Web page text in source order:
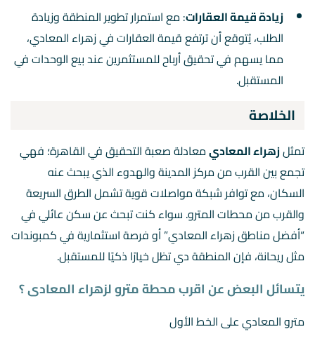
زيادة قيمة العقارات: مع استمرار تطوير المنطقة وزيادة
الطلب، يُتوقع أن ترتفع قيمة العقارات في زهراء المعادي،
مما يسهم في تحقيق أرباح للمستثمرين عند بيع الوحدات في
المستقبل.
الخلاصة
تمثلزهراء المعاديمعادلة صعبة التحقيق في القاهرة؛ فهي
تجمع بين القرب من مركز المدينة والهدوء الذي يبحث عنه
السكان، مع توافر شبكة مواصلات قوية تشمل الطرق السريعة
والقرب من محطات المترو. سواء كنت تبحث عن سكن عائلي في
“أفضل مناطق زهراء المعادي” أو فرصة استثمارية في كمبوندات
مثل ريحانة، فإن المنطقة دي تظل خيارًا ذكيًا للمستقبل.
يتسائل البعض عن اقرب محطة مترو لزهراء المعادى ؟
مترو المعادي على الخط الأول